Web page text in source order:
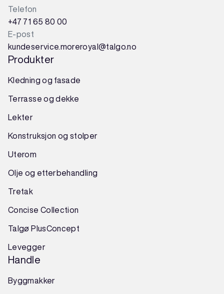
Telefon
+47 71 65 80 00
E-post
kundeservice.moreroyal@talgo.no
Produkter
Kledning og fasade
Terrasse og dekke
Lekter
Konstruksjon og stolper
Uterom
Olje og etterbehandling
Tretak
Concise Collection
Talgø PlusConcept
Levegger
Handle
Byggmakker